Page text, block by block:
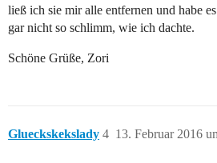
ließ ich sie mir alle entfernen und habe
gar nicht so schlimm, wie ich dachte.
Schöne Grüße, Zori
Glueckskekslady 13. Februar 2016
4